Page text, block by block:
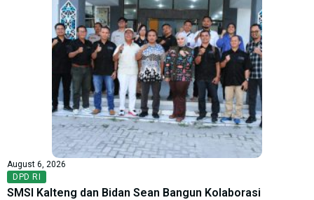
August 6, 2026
DPD RI
SMSI Kalteng dan Bidan Sean Bangun Kolaborasi